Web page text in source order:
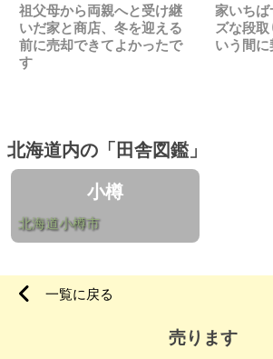
祖父母から両親へと受け継
いだ家と商店、冬を迎える
前に売却できてよかったで
す
家いち
ズな段
いう間
北海道内の「田舎図鑑」
小樽
北海道小樽市
一覧に戻る
売ります